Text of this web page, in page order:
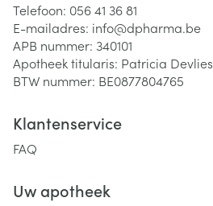
Telefoon: 056 41 36 81
E-mailadres: info@dpharma.be
APB nummer: 340101
Apotheek titularis: Patricia Devlies
BTW nummer: BE0877804765
Klantenservice
FAQ
Uw apotheek